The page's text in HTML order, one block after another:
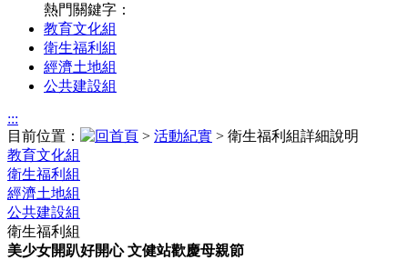
熱門關鍵字：
教育文化組
衛生福利組
經濟土地組
公共建設組
:::
目前位置：
> 活動紀實 > 衛生福利組詳細說明
教育文化組
衛生福利組
經濟土地組
公共建設組
衛生福利組
美少女開趴好開心 文健站歡慶母親節